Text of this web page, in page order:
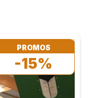
PROMOS
-15%